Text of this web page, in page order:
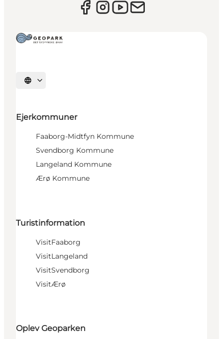
Vælg sprog
Ejerkommuner
Faaborg-Midtfyn Kommune
Svendborg Kommune
Langeland Kommune
Ærø Kommune
Turistinformation
VisitFaaborg
VisitLangeland
VisitSvendborg
VisitÆrø
Oplev Geoparken